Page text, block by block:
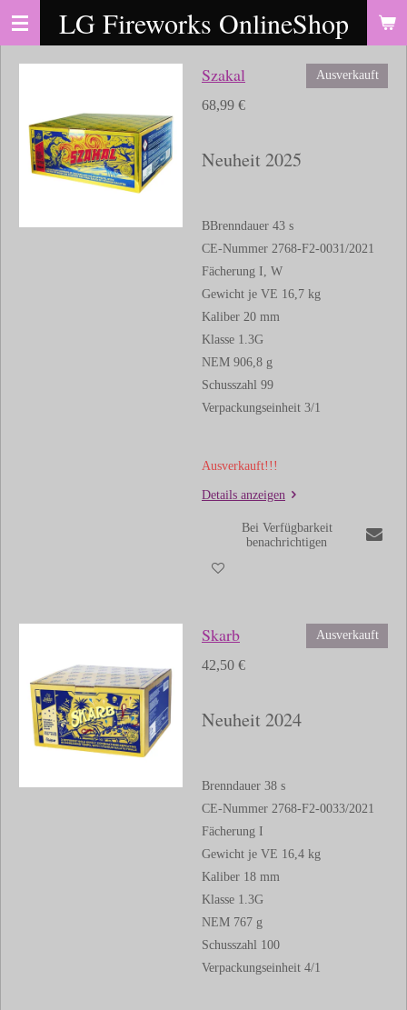
Zum
springen
LG Fireworks OnlineShop
Ausverkauft
Szakal
68,99 €
Neuheit 2025
BBrenndauer 43 s
CE-Nummer 2768-F2-0031/2021
Fächerung I, W
Gewicht je VE 16,7 kg
Kaliber 20 mm
Klasse 1.3G
NEM 906,8 g
Schusszahl 99
Verpackungseinheit 3/1
Ausverkauft!!!
Details anzeigen
Bei Verfügbarkeit
benachrichtigen
Ausverkauft
Skarb
42,50 €
Neuheit 2024
Brenndauer 38 s
CE-Nummer 2768-F2-0033/2021
Fächerung I
Gewicht je VE 16,4 kg
Kaliber 18 mm
Klasse 1.3G
NEM 767 g
Schusszahl 100
Verpackungseinheit 4/1